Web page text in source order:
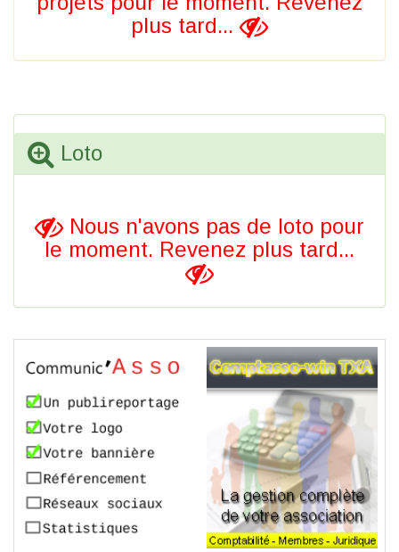
plus tard...
Loto
Nous n'avons pas de loto pour
le moment. Revenez plus tard...